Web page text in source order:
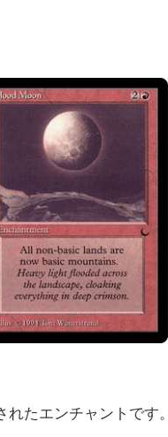
れたエンチャントです。